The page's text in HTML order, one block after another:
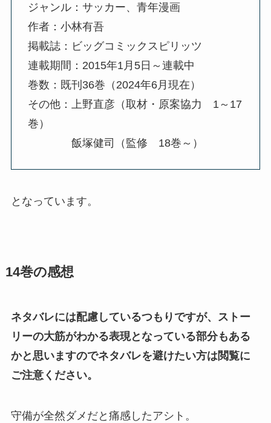
ジャンル：サッカー、青年漫画
作者：小林有吾
掲載誌：ビッグコミックスピリッツ
連載期間：2015年1月5日～連載中
巻数：既刊36巻（2024年6月現在）
その他：上野直彦（取材・原案協力 1～17
巻）
飯塚健司（監修 18巻～）
となっています。
14巻の感想
ネタバレには配慮しているつもりですが、ストー
リーの大筋がわかる表現となっている部分もある
かと思いますのでネタバレを避けたい方は閲覧に
ご注意ください。
守備が全然ダメだと痛感したアシト。